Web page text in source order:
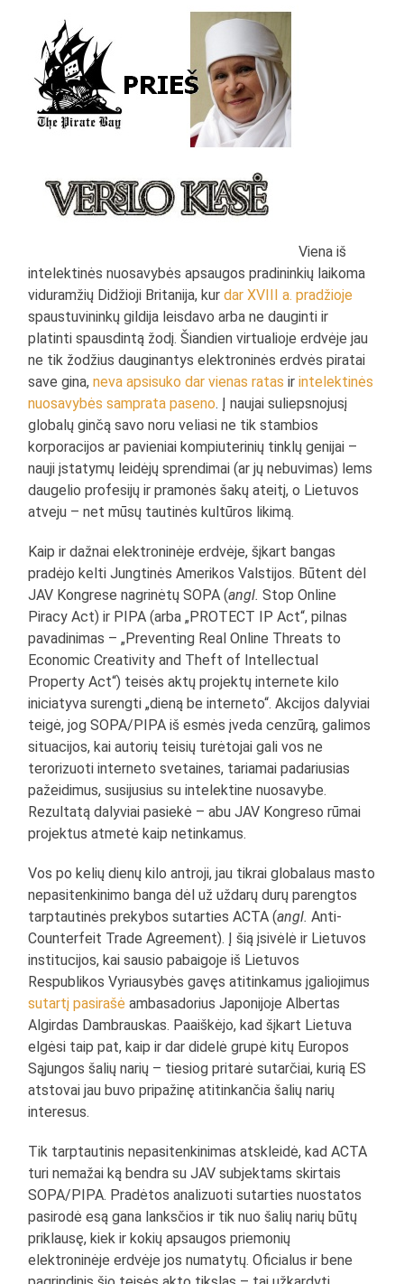
Viena iš
intelektinės nuosavybės apsaugos pradininkių laikoma
viduramžių Didžioji Britanija, kurdar XVIII a. pradžioje
spaustuvininkų gildija leisdavo arba ne dauginti ir
platinti spausdintą žodį. Šiandien virtualioje erdvėje jau
ne tik žodžius dauginantys elektroninės erdvės piratai
save gina,neva apsisuko dar vienas ratas irintelektinės
nuosavybės samprata paseno. Į naujai suliepsnojusį
globalų ginčą savo noru veliasi ne tik stambios
korporacijos ar pavieniai kompiuterinių tinklų genijai –
nauji įstatymų leidėjų sprendimai (ar jų nebuvimas) lems
daugelio profesijų ir pramonės šakų ateitį, o Lietuvos
atveju – net mūsų tautinės kultūros likimą.
Kaip ir dažnai elektroninėje erdvėje, šįkart bangas
pradėjo kelti Jungtinės Amerikos Valstijos. Būtent dėl
JAV Kongrese nagrinėtų SOPA (angl. Stop Online
Piracy Act) ir PIPA (arba „PROTECT IP Act“, pilnas
pavadinimas – „Preventing Real Online Threats to
Economic Creativity and Theft of Intellectual
Property Act“) teisės aktų projektų internete kilo
iniciatyva surengti „dieną be interneto“. Akcijos dalyviai
teigė, jog SOPA/PIPA iš esmės įveda cenzūrą, galimos
situacijos, kai autorių teisių turėtojai gali vos ne
terorizuoti interneto svetaines, tariamai padariusias
pažeidimus, susijusius su intelektine nuosavybe.
Rezultatą dalyviai pasiekė – abu JAV Kongreso rūmai
projektus atmetė kaip netinkamus.
Vos po kelių dienų kilo antroji, jau tikrai globalaus masto
nepasitenkinimo banga dėl už uždarų durų parengtos
tarptautinės prekybos sutarties ACTA (angl. Anti-
Counterfeit Trade Agreement). Į šią įsivėlė ir Lietuvos
institucijos, kai sausio pabaigoje iš Lietuvos
Respublikos Vyriausybės gavęs atitinkamus įgaliojimus
sutartį pasirašė ambasadorius Japonijoje Albertas
Algirdas Dambrauskas. Paaiškėjo, kad šįkart Lietuva
elgėsi taip pat, kaip ir dar didelė grupė kitų Europos
Sąjungos šalių narių – tiesiog pritarė sutarčiai, kurią ES
atstovai jau buvo pripažinę atitinkančia šalių narių
interesus.
Tik tarptautinis nepasitenkinimas atskleidė, kad ACTA
turi nemažai ką bendra su JAV subjektams skirtais
SOPA/PIPA. Pradėtos analizuoti sutarties nuostatos
pasirodė esą gana lanksčios ir tik nuo šalių narių būtų
priklausę, kiek ir kokių apsaugos priemonių
elektroninėje erdvėje jos numatytų. Oficialus ir bene